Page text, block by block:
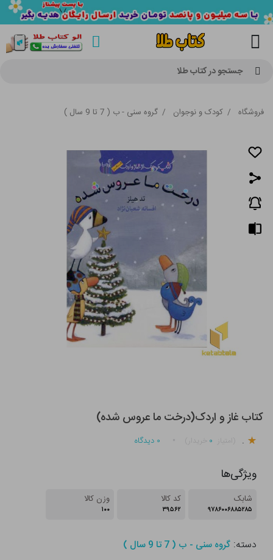
جستجو در کتاب طلا
فروشگاه / کودک و نوجوان / گروه سنی - ب ( 7 تا 9 سال )
کتاب غاز و اردک(درخت ما عروس شده)
. ۰ ۰ دیدگاه
ویژگی‌ها
شابک
۹۷۸۶۰۰۶۸۸۵۲۸۵
کد کالا
۳۹۵۶۲
وزن کالا
۱۰۰
دسته:گروه سنی - ب ( 7 تا 9 سال )